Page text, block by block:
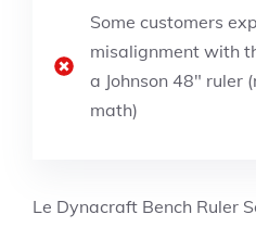
Some customers
misalignment with
a Johnson 48″ ruler
math)
Le Dynacraft Bench Ruler